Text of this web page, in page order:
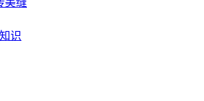
美缝
识